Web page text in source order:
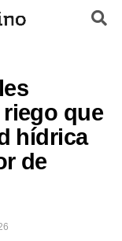
que
hídrica
de